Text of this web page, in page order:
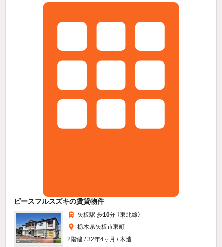
ピースフルスズキの賃貸物件
矢板駅 歩10分 （東北線）
栃木県矢板市東町
2階建 / 32年4ヶ月 / 木造